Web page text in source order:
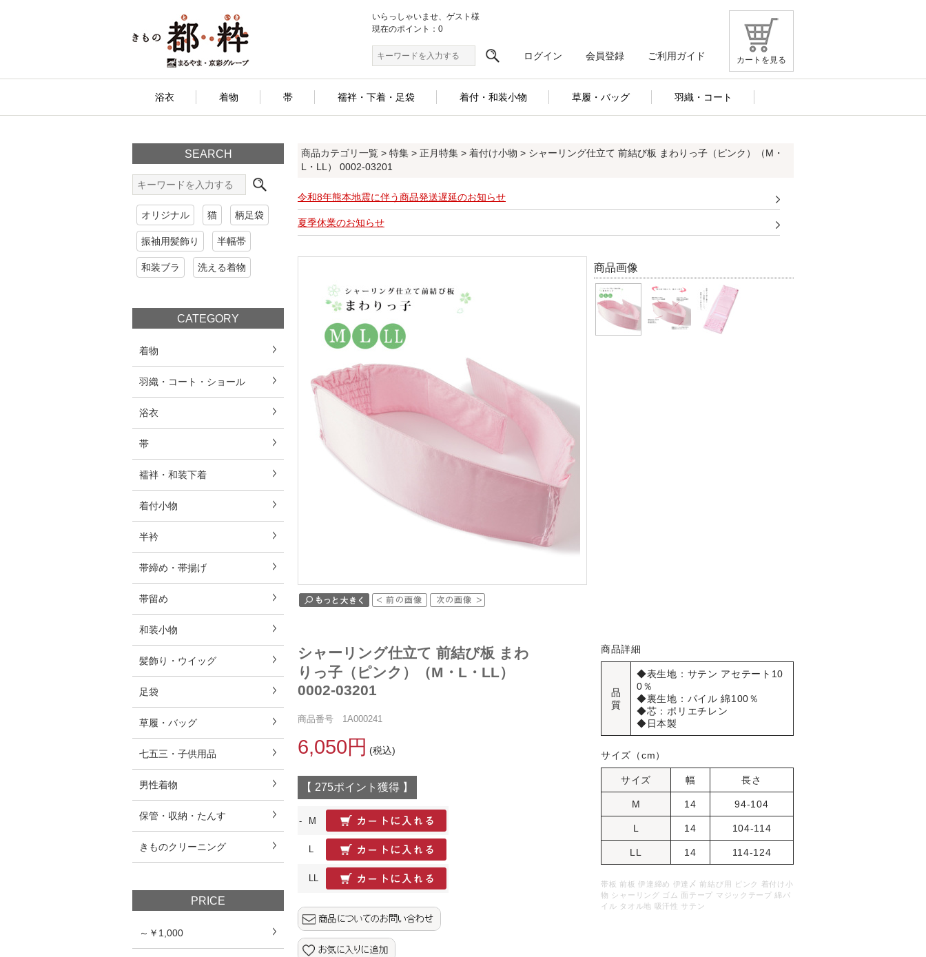
カートを見る
いらっしゃいませ、ゲスト様
現在のポイント：0
ログイン 会員登録 ご利用ガイド
浴衣 着物 帯 襦袢・下着・足袋 着付・和装小物 草履・バッグ 羽織・コート
SEARCH
オリジナル 猫 柄足袋
振袖用髪飾り 半幅帯
和装ブラ 洗える着物
CATEGORY
着物
羽織・コート・ショール
浴衣
帯
襦袢・和装下着
着付小物
半衿
帯締め・帯揚げ
帯留め
和装小物
髪飾り・ウイッグ
足袋
草履・バッグ
七五三・子供用品
男性着物
保管・収納・たんす
きものクリーニング
PRICE
～￥1,000
商品カテゴリ一覧 > 特集 > 正月特集 > 着付け小物 > シャーリング仕立て 前結び板 まわりっ子（ピンク）（M・
L・LL） 0002-03201
令和8年熊本地震に伴う商品発送遅延のお知らせ
夏季休業のお知らせ
商品画像
商品詳細
品
質
◆表生地：サテン アセテート10
0％
◆裏生地：パイル 綿100％
◆芯：ポリエチレン
◆日本製
サイズ（cm）
サイズ 幅 長さ
M 14 94-104
L 14 104-114
LL 14 114-124
帯板 前板 伊達締め 伊達〆 前結び用 ピンク 着付け小
物 シャーリング ゴム 面テープ マジックテープ 綿パ
イル タオル地 吸汗性 サテン
シャーリング仕立て 前結び板 まわ
りっ子（ピンク）（M・L・LL）
0002-03201
商品番号 1A000241
6,050円 (税込)
【 275ポイント獲得 】
- M
L
LL